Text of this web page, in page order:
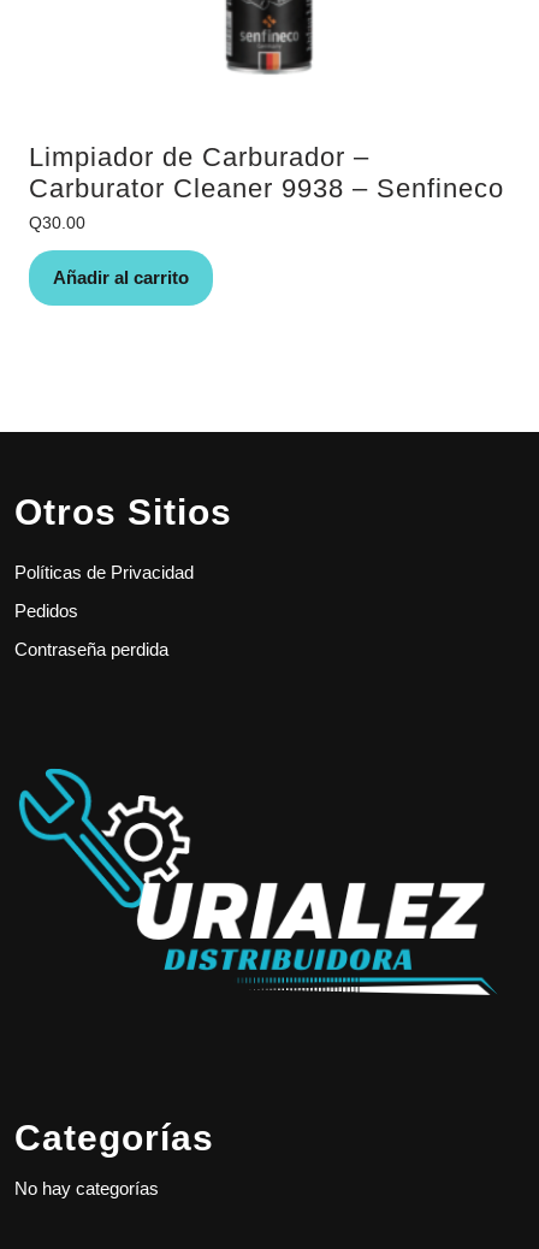
Limpiador de Carburador –
Carburator Cleaner 9938 – Senfineco
Q30.00
Añadir al carrito
Otros Sitios
Políticas de Privacidad
Pedidos
Contraseña perdida
Categorías
No hay categorías